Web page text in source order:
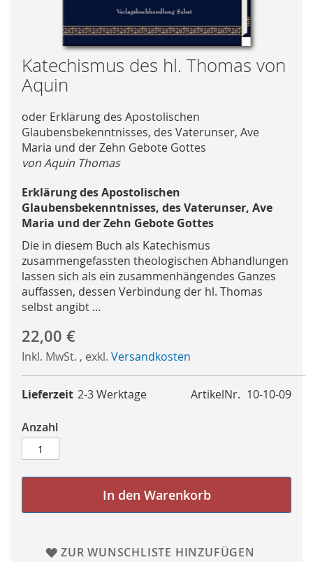
Skip
to
the
of
the
images
gallery
Katechismus des hl. Thomas von
Aquin
oder Erklärung des Apostolischen
Glaubensbekenntnisses, des Vaterunser, Ave
Maria und der Zehn Gebote Gottes
von Aquin Thomas
Erklärung des Apostolischen
Glaubensbekenntnisses, des Vaterunser, Ave
Maria und der Zehn Gebote Gottes
Die in diesem Buch als Katechismus
zusammengefassten theologischen Abhandlungen
lassen sich als ein zusammenhängendes Ganzes
auffassen, dessen Verbindung der hl. Thomas
selbst angibt ...
22,00 €
Inkl. MwSt. , exkl. Versandkosten
ArtikelNr. 10-10-09
Lieferzeit 2-3 Werktage
Anzahl
In den Warenkorb
ZUR WUNSCHLISTE HINZUFÜGEN